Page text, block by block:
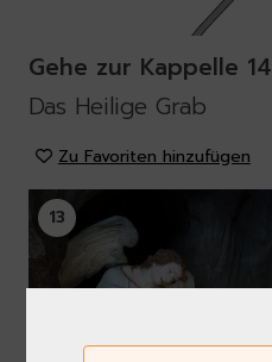
Gehe zur Kappelle 14
Das Heilige Grab
Zu Favoriten hinzufügen
13